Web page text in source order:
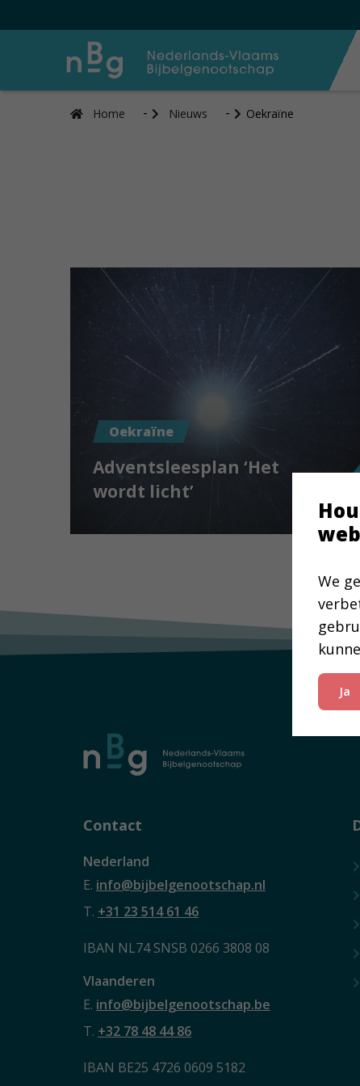
Home Nieuws Oekraïne
Oekraïne
Adventsleesplan ‘Het
wordt licht’
Contact
Nederland
E. info@bijbelgenootschap.nl
T. +31 23 514 61 46
IBAN NL74 SNSB 0266 3808 08
Vlaanderen
E. info@bijbelgenootschap.be
T. +32 78 48 44 86
IBAN BE25 4726 0609 5182
We
Ja